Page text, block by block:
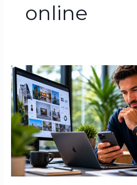
online
Autoridade
Online:
porque
a
sua
empresa
precisa
ser